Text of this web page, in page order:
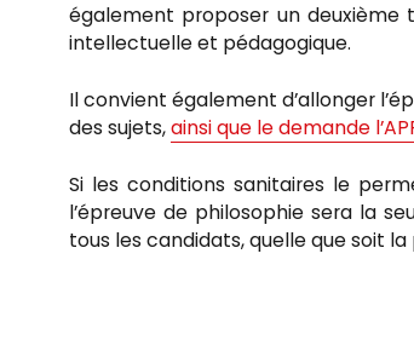
également proposer un deuxième
intellectuelle et pédagogique.
Il convient également d’allonger
des sujets,ainsi que le demande
Si les conditions sanitaires le
l’épreuve de philosophie sera la
tous les candidats, quelle que soit